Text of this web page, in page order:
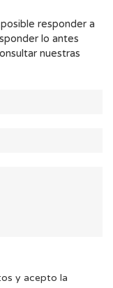
responder a
lo antes
nuestras
y acepto la